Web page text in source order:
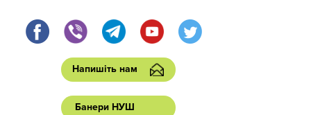
Напишіть нам
Банери НУШ